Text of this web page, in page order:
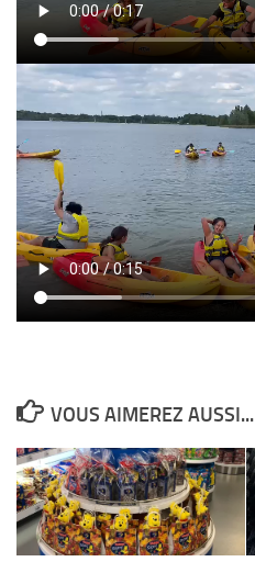
VOUS AIMEREZ AUSSI...